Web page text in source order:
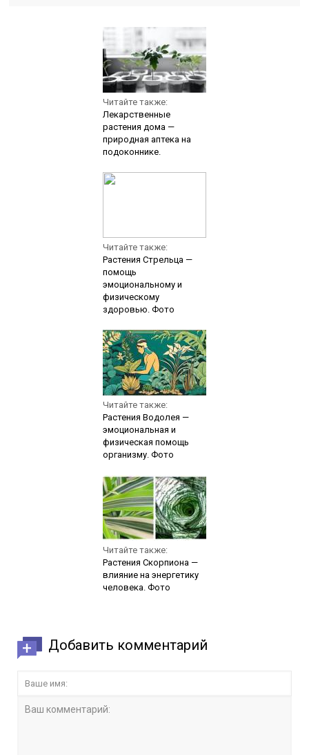
Читайте также:
Лекарственные
растения дома —
природная аптека на
подоконнике.
Читайте также:
Растения Стрельца —
помощь
эмоциональному и
физическому
здоровью. Фото
Читайте также:
Растения Водолея —
эмоциональная и
физическая помощь
организму. Фото
Читайте также:
Растения Скорпиона —
влияние на энергетику
человека. Фото
Добавить комментарий